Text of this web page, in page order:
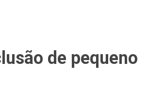
de pequeno